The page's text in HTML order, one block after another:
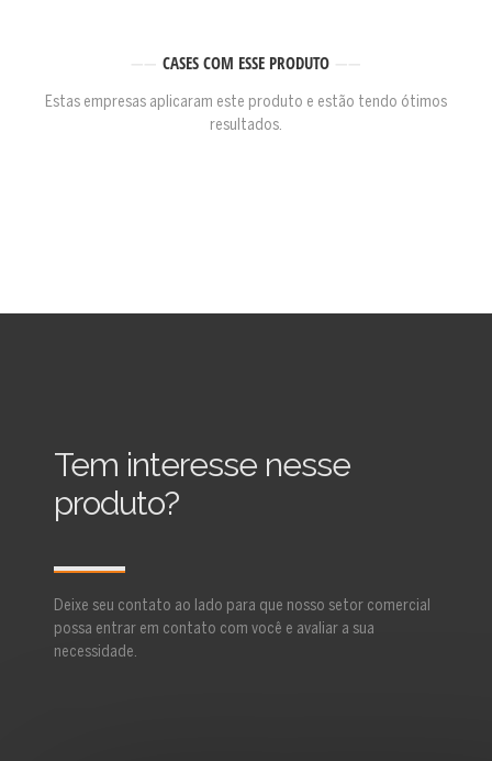
CASES COM ESSE PRODUTO
Estas empresas aplicaram este produto e estão tendo ótimos
resultados.
Tem interesse nesse
produto?
Deixe seu contato ao lado para que nosso setor comercial
possa entrar em contato com você e avaliar a sua
necessidade.